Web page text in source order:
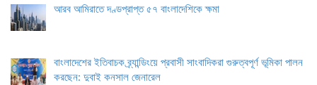
আরব আমিরাতে দণ্ডপ্রাপ্ত ৫৭ বাংলাদেশিকে ক্ষমা
বাংলাদেশের ইতিবাচক ব্র্যান্ডিংয়ে প্রবাসী সাংবাদিকরা গুরুত্বপূর্ণ ভূমিকা পালন
করছেন: দুবাই কনসাল জেনারেল